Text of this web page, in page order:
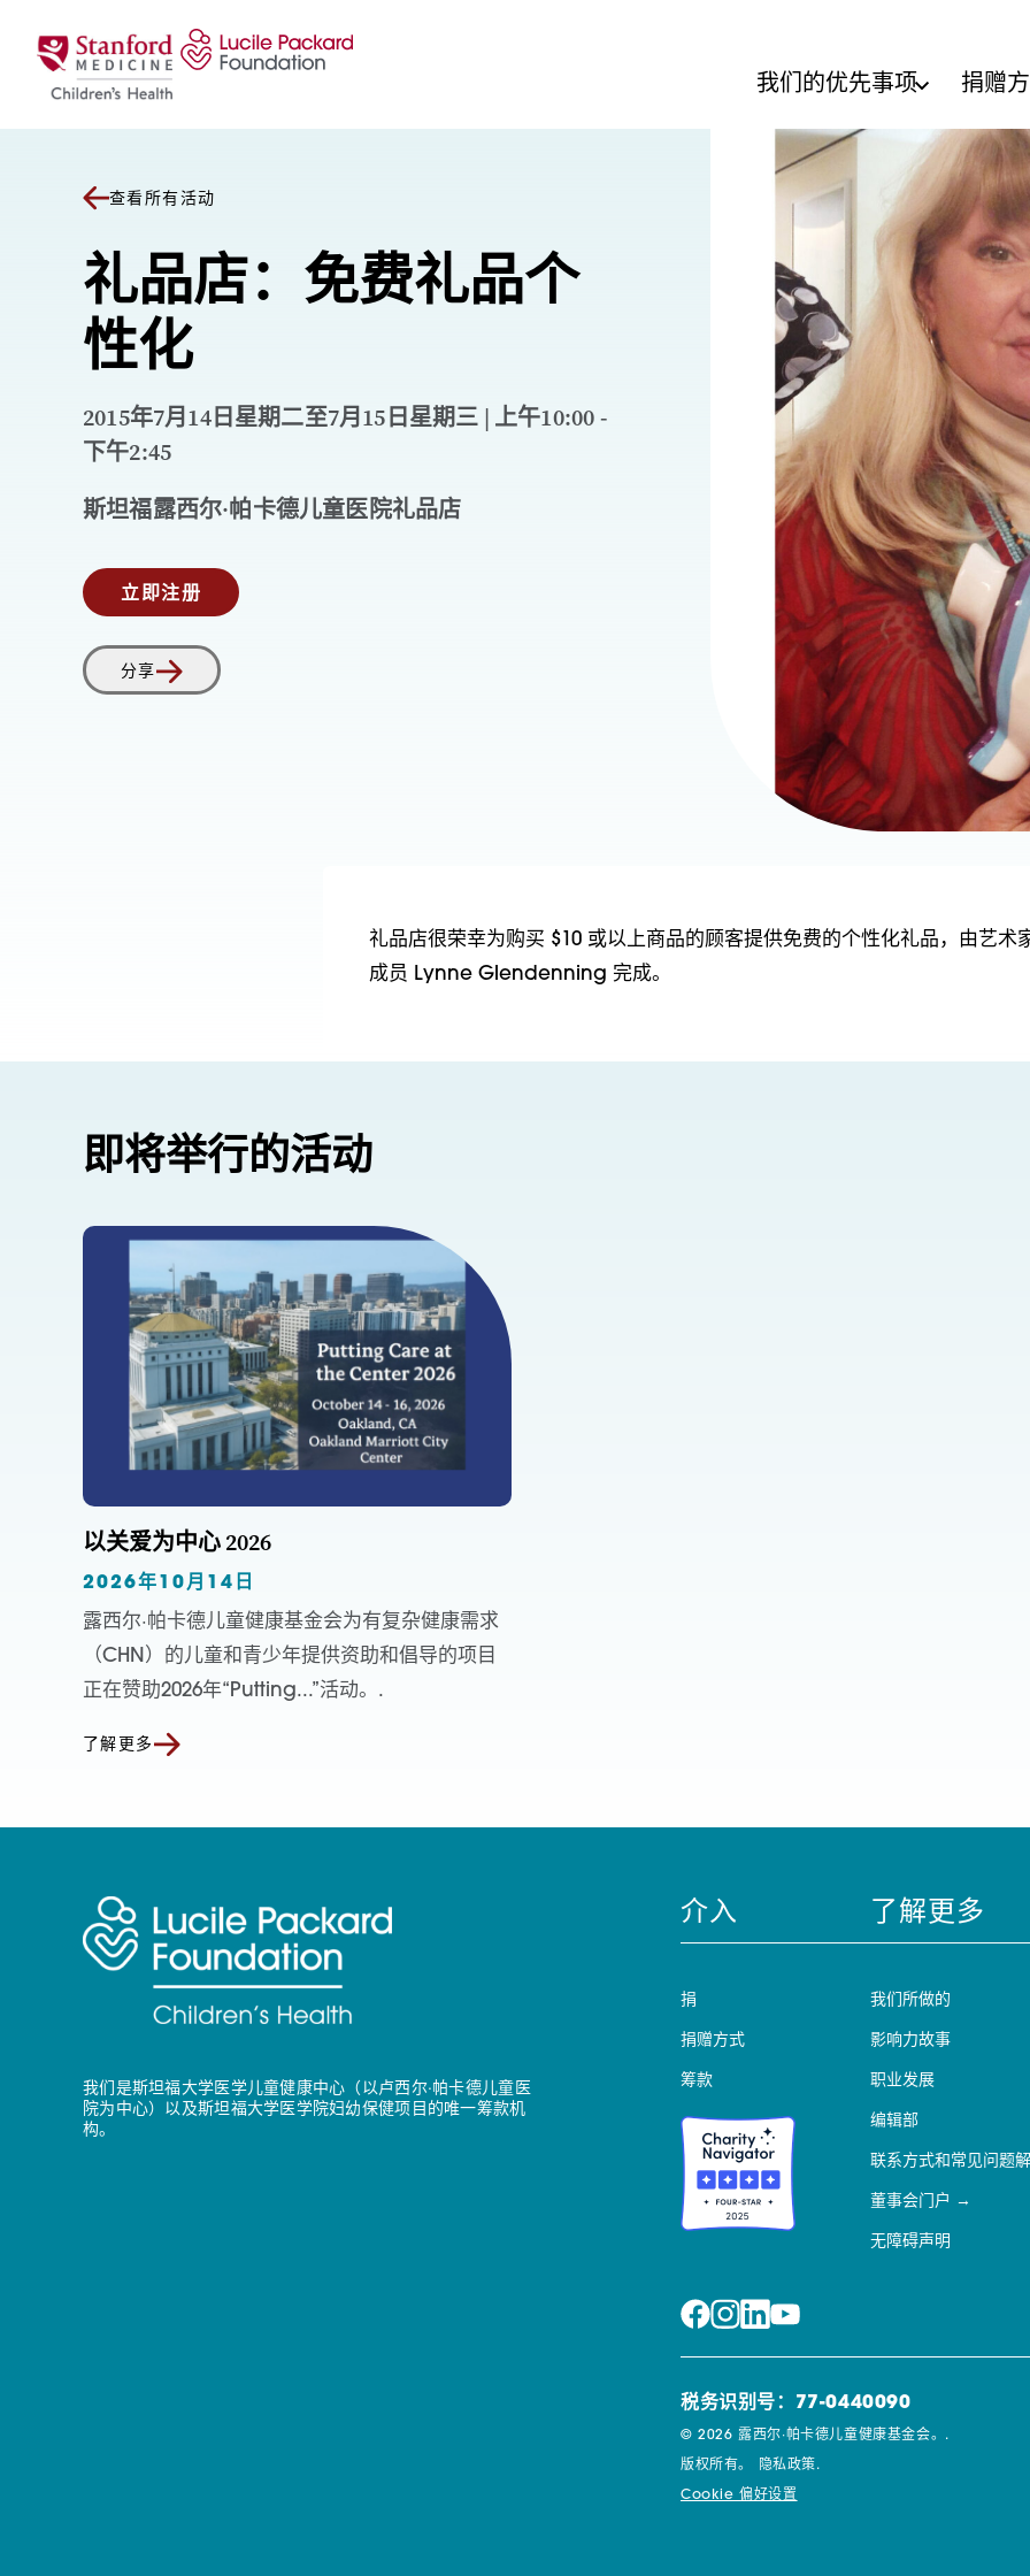
我们的优先事项 捐赠
查看所有活动
礼品店：免费礼品个
性化
2015年7月14日星期二至7月15日星期三 | 上午10:00 -
下午2:45
斯坦福露西尔·帕卡德儿童医院礼品店
立即注册
分享
礼品店很荣幸为购买 $10 或以上商品的顾客提供免费的个性化礼品，由艺术
成员 Lynne Glendenning 完成。
即将举行的活动
以关爱为中心 2026
2026年10月14日
露西尔·帕卡德儿童健康基金会为有复杂健康需求
（CHN）的儿童和青少年提供资助和倡导的项目
正在赞助2026年“Putting...”活动。.
了解更多
我们是斯坦福大学医学儿童健康中心（以卢西尔·帕卡德儿童医
院为中心）以及斯坦福大学医学院妇幼保健项目的唯一筹款机
构。
介入
捐
捐赠方式
筹款
了解更多
我们所做的
影响力故事
职业发展
编辑部
联系方式和常见问题
董事会门户
无障碍声明
税务识别号：77-0440090
© 2026 露西尔·帕卡德儿童健康基金会。.
版权所有。 隐私政策.
Cookie 偏好设置